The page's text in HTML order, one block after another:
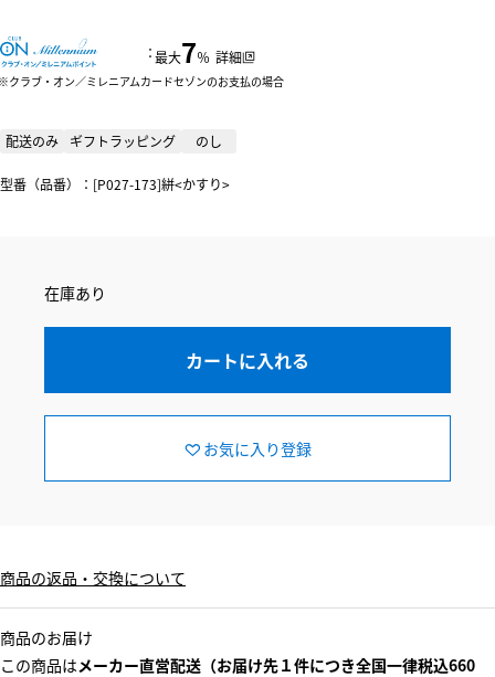
：最大7％ 詳細
クラブ・オン／ミレニアムカードセゾンのお支払の場合
配送のみ ギフトラッピング のし
型番（品番）：[P027-173]絣<かすり>
在庫あり
カートに入れる
お気に入り登録
商品の返品・交換について
商品のお届け
この商品はメーカー直営配送（お届け先１件につき全国一律税込660